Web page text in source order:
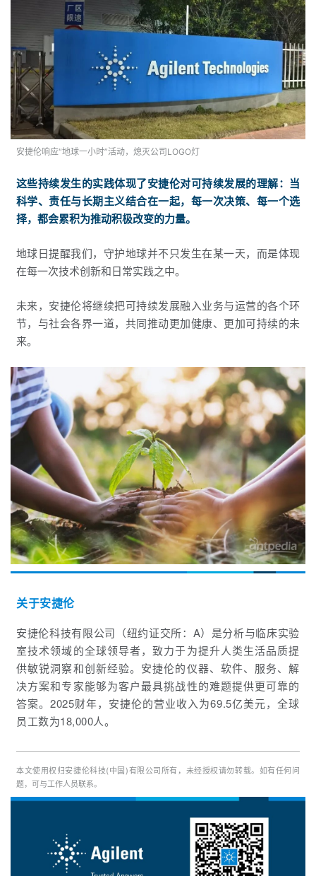
安捷伦响应“地球一小时”活动，熄灭公司LOGO灯
这些持续发生的实践体现了安捷伦对可持续发展的理解：当
科学、责任与长期主义结合在一起，每一次决策、每一个选
择，都会累积为推动积极改变的力量。
地球日提醒我们，守护地球并不只发生在某一天，而是体现
在每一次技术创新和日常实践之中。
未来，安捷伦将继续把可持续发展融入业务与运营的各个环
节，与社会各界一道，共同推动更加健康、更加可持续的未
来。
关于安捷伦
安捷伦科技有限公司（纽约证交所：A）是分析与临床实验
室技术领域的全球领导者，致力于为提升人类生活品质提
供敏锐洞察和创新经验。安捷伦的仪器、软件、服务、解
决方案和专家能够为客户最具挑战性的难题提供更可靠的
答案。2025财年，安捷伦的营业收入为69.5亿美元，全球
员工数为18,000人。
本文使用权归安捷伦科技(中国)有限公司所有，未经授权请勿转载。如有任何问
题，可与工作人员联系。